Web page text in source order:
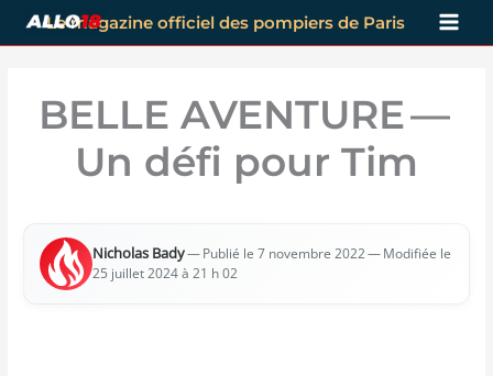
Aller
au
Le magazine officiel des pompiers de Paris
BELLE AVENTURE —
Un défi pour Tim
Nicho­las Bady— Publié le 7 novembre 2022— Modi­fiée le
25 juillet 2024 à 21 h 02